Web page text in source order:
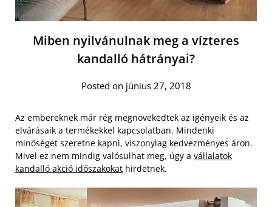
Miben nyilvánulnak meg a vízteres
kandalló hátrányai?
Posted on június 27, 2018
Az embereknek már rég megnövekedtek az igényeik és az
elvárásaik a termékekkel kapcsolatban. Mindenki
minőséget szeretne kapni, viszonylag kedvezményes áron.
Mivel ez nem mindig valósulhat meg, úgy a vállalatok
kandalló akció időszakokat hirdetnek.